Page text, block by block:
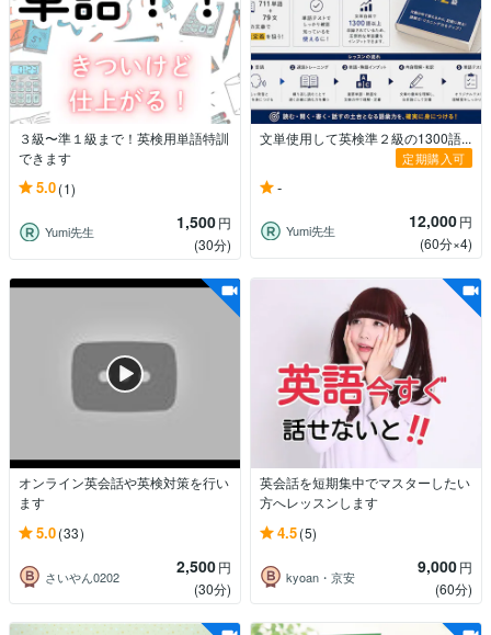
３級〜準１級まで！英検用単語特訓
できます
5.0(1)
Yumi先生 1,500円
(30分)
文単使用して英検準２級の1300語...
定期購入可
-
Yumi先生 12,000円
(60分×4)
オンライン英会話や英検対策を行い
ます
5.0(33)
さいやん0202 2,500円
(30分)
英会話を短期集中でマスターしたい
方へレッスンします
4.5(5)
kyoan・京安 9,000円
(60分)